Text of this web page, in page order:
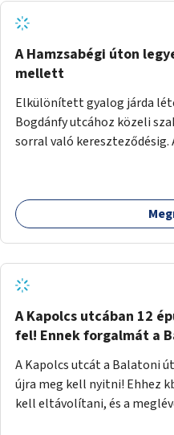
A Hamzsabégi úton
mellett
Elkülönített gyalog járda
Bogdánfy utcához közeli
sorral való kereszteződésig.
(de szinTben nem, mert
szakaszon könnyű lenne
zötyögőssége elriassza a
szálguldástól.
A Kapolcs utcában 12
fel! Ennek forgalmát a
A Kapolcs utcát a Balatoni
újra meg kell nyitni! Ehhez kb. 3 db. larakott beton -tömböt
kell eltávolítani, és a meglévő